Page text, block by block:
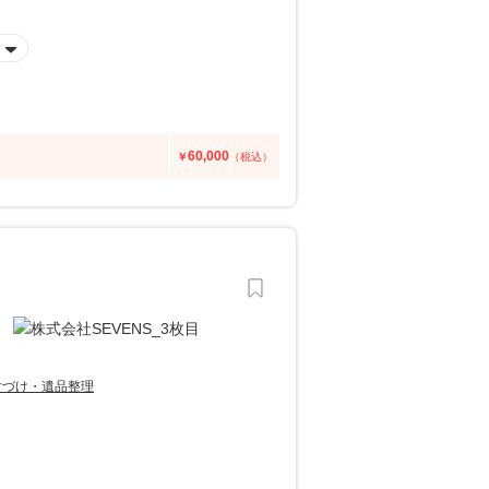
￥60,000 （税込）
け・遺品整理